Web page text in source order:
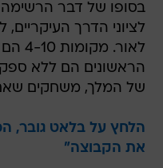
בסופו של דבר
לציוני הדרך
הראשונים הם ללא
של המלך, משחקים
הלחץ על בלאט גובר,
את הקבוצה"